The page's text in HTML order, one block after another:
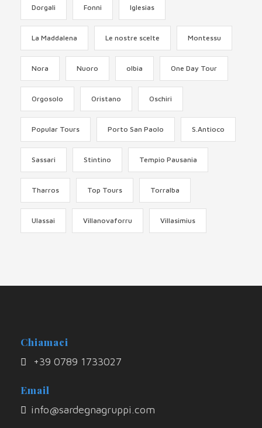
Dorgali Fonni Iglesias
La Maddalena Le nostre scelte Montessu
Nora Nuoro olbia One Day Tour
Orgosolo Oristano Oschiri
Popular Tours Porto San Paolo S.Antioco
Sassari Stintino Tempio Pausania
Tharros Top Tours Torralba
Ulassai Villanovaforru Villasimius
Chiamaci
+39 0789 1733027
Email
info@sardegnagruppi.com